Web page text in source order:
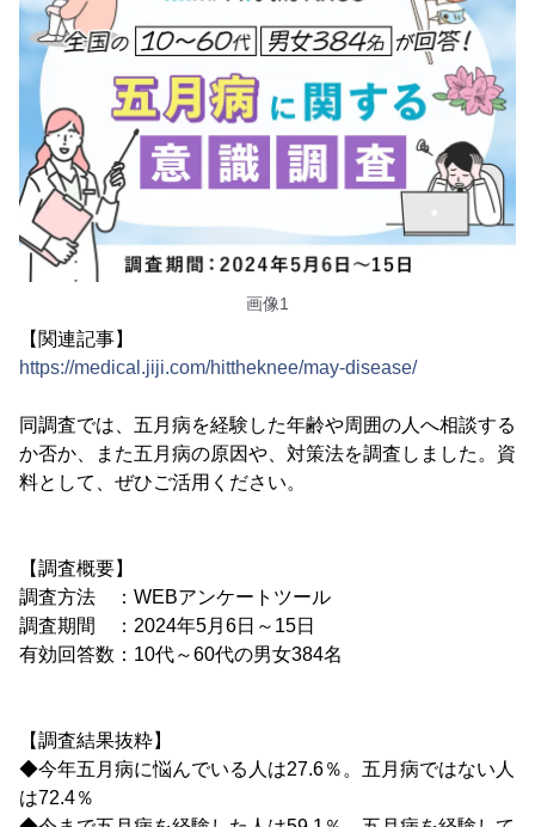
画像1
【関連記事】
https://medical.jiji.com/hittheknee/may-disease/
同調査では、五月病を経験した年齢や周囲の人へ相談する
か否か、また五月病の原因や、対策法を調査しました。資
料として、ぜひご活用ください。
【調査概要】
調査方法 ：WEBアンケートツール
調査期間 ：2024年5月6日～15日
有効回答数：10代～60代の男女384名
【調査結果抜粋】
◆今年五月病に悩んでいる人は27.6％。五月病ではない人
は72.4％